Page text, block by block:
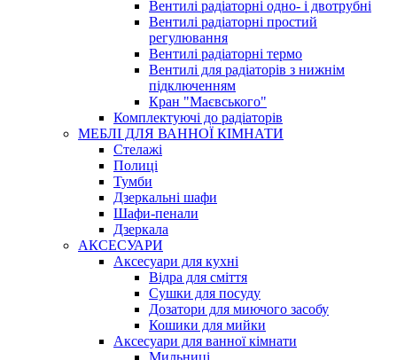
Вентилі радіаторні одно- і двотрубні
Вентилі радіаторні простий
регулювання
Вентилі радіаторні термо
Вентилі для радіаторів з нижнім
підключенням
Кран "Маєвського"
Комплектуючі до радіаторів
МЕБЛІ ДЛЯ ВАННОЇ КІМНАТИ
Стелажі
Полиці
Тумби
Дзеркальні шафи
Шафи-пенали
Дзеркала
АКСЕСУАРИ
Аксесуари для кухні
Відра для сміття
Сушки для посуду
Дозатори для миючого засобу
Кошики для мийки
Аксесуари для ванної кімнати
Мильниці